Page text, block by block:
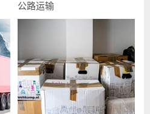
公路运输